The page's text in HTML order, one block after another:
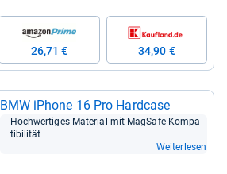
26,71 € 34,90 €
BMW iPhone 16 Pro Hard­case
Hoch­wer­ti­ges Mate­rial mit Mag­Safe-​Kom­pa­
ti­bi­li­tät
Weiterlesen